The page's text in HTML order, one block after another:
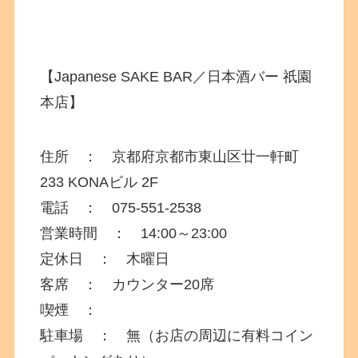
【Japanese SAKE BAR／日本酒バー 祇園
本店】
住所 ：京都府京都市東山区廿一軒町
233 KONAビル 2F
電話 ： 075-551-2538
営業時間 ： 14:00～23:00
定休日 ： 木曜日
客席 ： カウンター20席
喫煙 ：
駐車場 ： 無（お店の周辺に有料コイン